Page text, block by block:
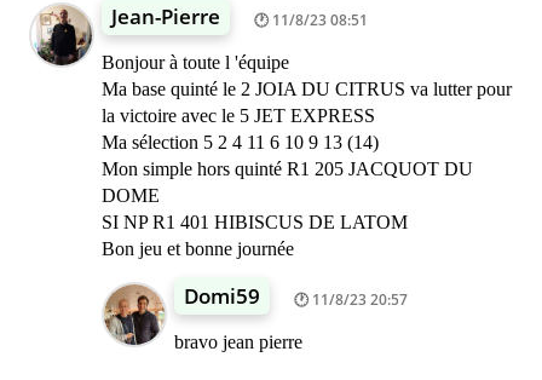
Jean-Pierre 11/8/23 08:51
Bonjour à toute l 'équipe
Ma base quinté le 2 JOIA DU CITRUS va lutter pour
la victoire avec le 5 JET EXPRESS
Ma sélection 5 2 4 11 6 10 9 13 (14)
Mon simple hors quinté R1 205 JACQUOT DU
DOME
SI NP R1 401 HIBISCUS DE LATOM
Bon jeu et bonne journée
Domi59 11/8/23 20:57
bravo jean pierre